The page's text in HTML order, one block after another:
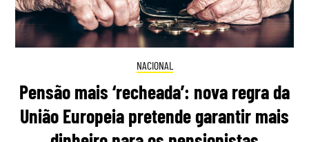
NACIONAL
Pensão mais ‘recheada’: nova regra da
União Europeia pretende garantir mais